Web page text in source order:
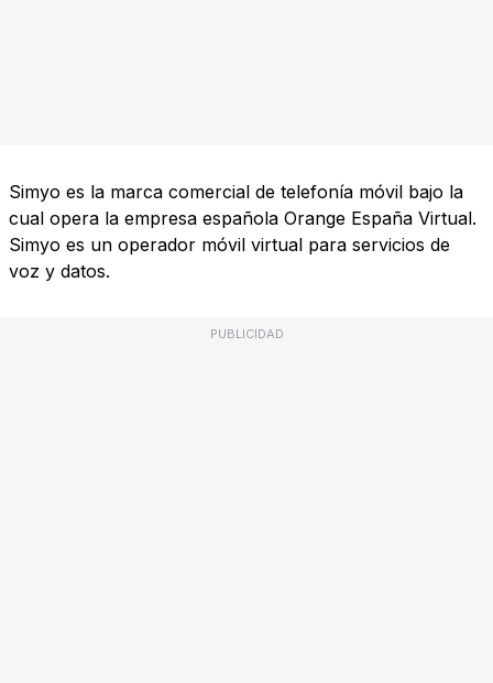
Simyo es la marca comercial de telefonía móvil bajo la
cual opera la empresa española Orange España Virtual.
Simyo es un operador móvil virtual para servicios de
voz y datos.
PUBLICIDAD